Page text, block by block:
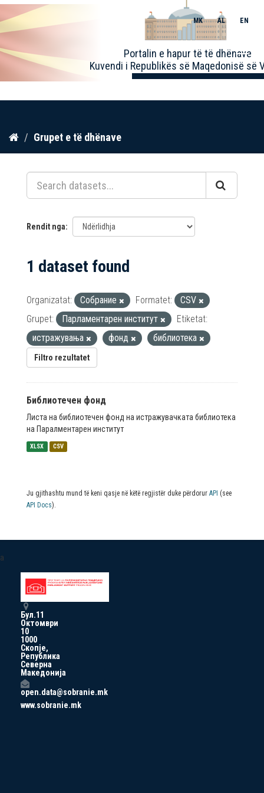
Kalo
përmbajtja
Portalin e hapur të të dhënave
Kuvendi i Republikës së Maqedonisë së
MK AL EN
Toggle
Grupet e të dhënave
Rendit nga
1 dataset found
Organizatat: Собрание Formatet:
CSV
Grupet:
Парламентарен институт
Etiketat:
истражувања
фонд библиотека
Filtro rezultatet
Библиотечен фонд
Листа на библиотечен фонд на истражувачката библиотека
на Паралментарен институт
XLSX CSV
Ju gjithashtu mund të keni qasje në këtë regjistër duke përdorur API (see
API Docs).
a
Бул.11
Октомври
10
1000
Скопје,
Република
Северна
Македонија
open.data@sobranie.mk
www.sobranie.mk